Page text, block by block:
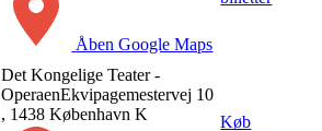
Åben Google Maps
Det Kongelige Teater -
OperaenEkvipagemestervej 10
, 1438 København K
Køb